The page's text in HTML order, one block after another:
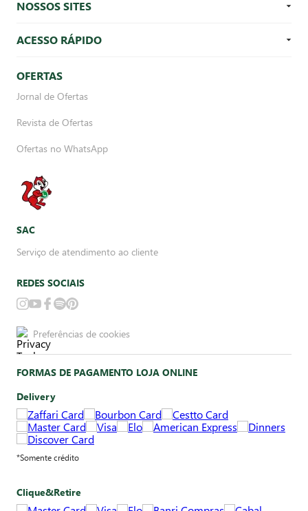
NOSSOS SITES
ACESSO RÁPIDO
OFERTAS
Jornal de Ofertas
Revista de Ofertas
Ofertas no WhatsApp
SAC
Serviço de atendimento ao cliente
REDES SOCIAIS
Preferências de cookies
FORMAS DE PAGAMENTO LOJA ONLINE
Delivery
*Somente crédito
Clique&Retire